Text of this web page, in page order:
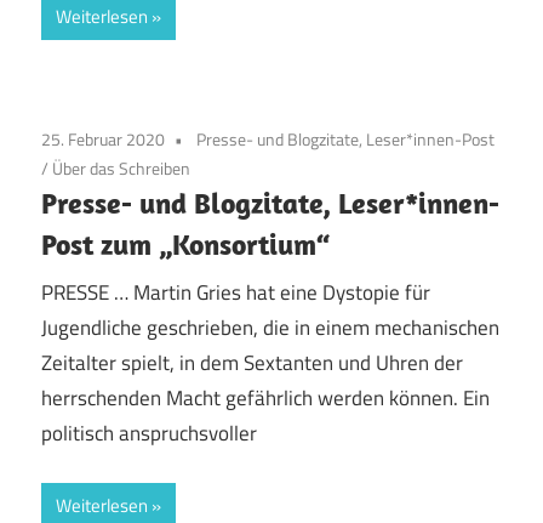
Weiterlesen
25. Februar 2020
Presse- und Blogzitate, Leser*innen-Post
/ Über das Schreiben
Presse- und Blogzitate, Leser*innen-
Post zum „Konsortium“
PRESSE … Martin Gries hat eine Dystopie für
Jugendliche geschrieben, die in einem mechanischen
Zeitalter spielt, in dem Sextanten und Uhren der
herrschenden Macht gefährlich werden können. Ein
politisch anspruchsvoller
Weiterlesen